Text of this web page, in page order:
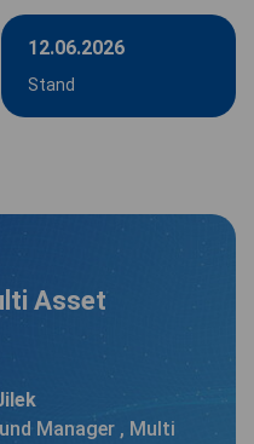
12.06.2026
Stand
Asset
Manager , Multi